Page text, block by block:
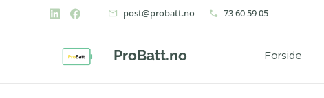
post@probatt.no 73 60 59 05
ProBatt.no Forside